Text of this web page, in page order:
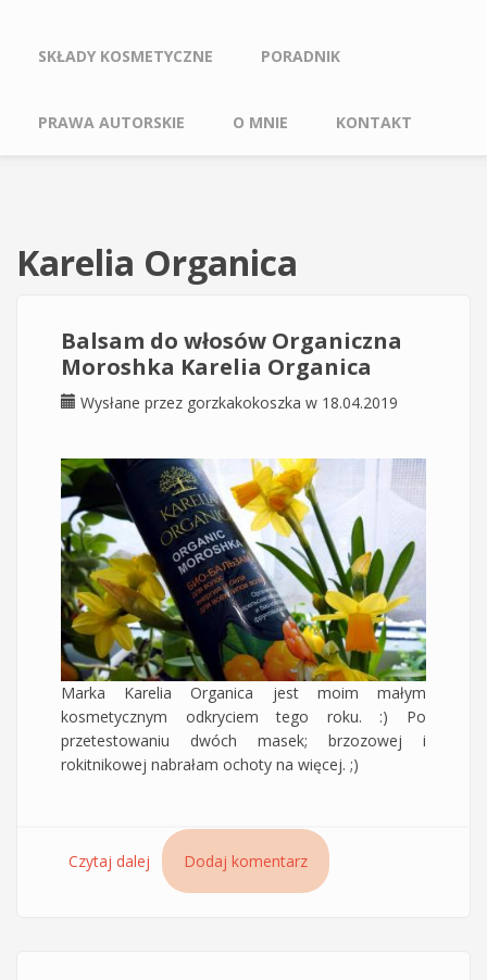
SKŁADY KOSMETYCZNE PORADNIK
PRAWA AUTORSKIE O MNIE KONTAKT
Karelia Organica
Balsam do włosów Organiczna
Moroshka Karelia Organica
Wysłane przez gorzkakokoszka w 18.04.2019
Marka Karelia Organica jest moim małym
kosmetycznym odkryciem tego roku. :) Po
przetestowaniu dwóch masek; brzozowej i
rokitnikowej nabrałam ochoty na więcej. ;)
Czytaj dalej wpis Balsam do włosów Organiczna Moroshka
Karelia Organica
Dodaj komentarz